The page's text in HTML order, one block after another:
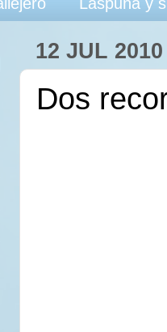
12 JUL 2010
Dos